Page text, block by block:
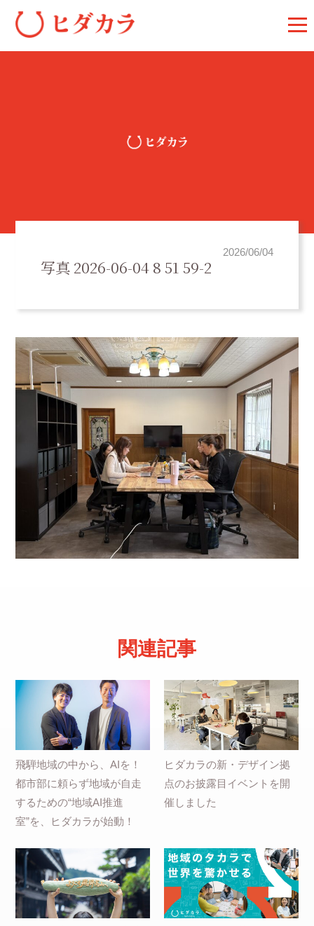
2026/06/04
写真 2026-06-04 8 51 59-2
関連記事
飛騨地域の中から、AIを！
都市部に頼らず地域が自走
するための“地域AI推進
室”を、ヒダカラが始動！
ヒダカラの新・デザイン拠
点のお披露目イベントを開
催しました